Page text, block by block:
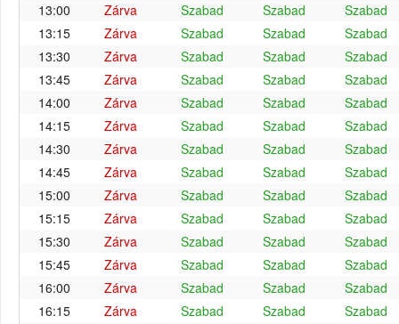
13:00
Zárva Szabad Szabad
Szabad
13:15
Zárva Szabad Szabad
Szabad
13:30
Zárva Szabad Szabad
Szabad
13:45
Zárva Szabad Szabad
Szabad
14:00
Zárva Szabad Szabad
Szabad
14:15
Zárva Szabad Szabad
Szabad
14:30
Zárva Szabad Szabad
Szabad
14:45
Zárva Szabad Szabad
Szabad
15:00
Zárva Szabad Szabad
Szabad
15:15
Zárva Szabad Szabad
Szabad
15:30
Zárva Szabad Szabad
Szabad
15:45
Zárva Szabad Szabad
Szabad
16:00
Zárva Szabad Szabad
Szabad
16:15
Zárva Szabad Szabad Szabad